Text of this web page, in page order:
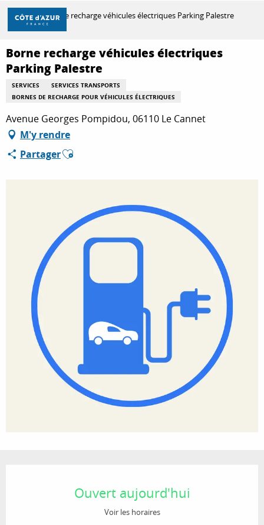
Aller
contenu
principal
DÉCOUVRIR
À FAIRE
SÉJOURNER
Accueil Borne recharge véhicules électriques Parking Palestre
Borne recharge véhicules électriques
Parking Palestre
SERVICES
SERVICES TRANSPORTS
BORNES DE RECHARGE POUR VÉHICULES ÉLECTRIQUES
Avenue Georges Pompidou, 06110 Le Cannet
M'y rendre
PartagerAjouter aux favoris
Ouvert aujourd'hui
Voir les horaires